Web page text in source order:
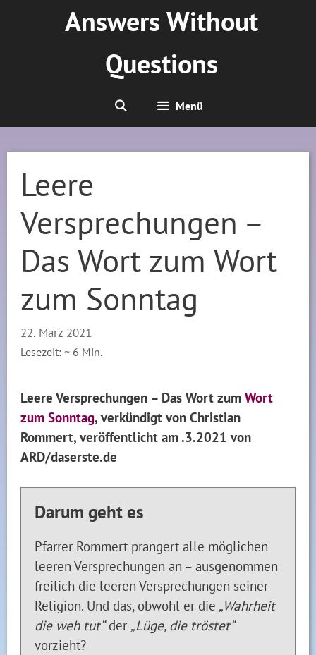
Answers Without
Questions
Menü
Leere
Versprechungen –
Das Wort zum Wort
zum Sonntag
22. März 2021
Lesezeit: ~ 6 Min.
Leere Versprechungen – Das Wort zumWort
zum Sonntag, verkündigt von Christian
Rommert, veröffentlicht am .3.2021 von
ARD/daserste.de
Darum geht es
Pfarrer Rommert prangert alle möglichen
leeren Versprechungen an – ausgenommen
freilich die leeren Versprechungen seiner
Religion. Und das, obwohl er die „Wahrheit
die weh tut“der „Lüge, die tröstet“
vorzieht?